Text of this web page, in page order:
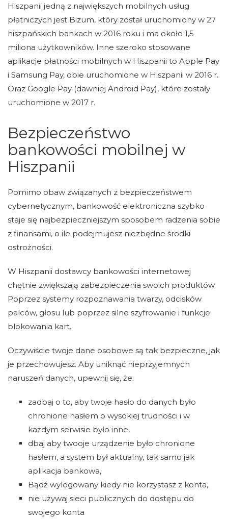
Hiszpanii jedną z największych mobilnych usług
płatniczych jest Bizum, który został uruchomiony w 27
hiszpańskich bankach w 2016 roku i ma około 1,5
miliona użytkowników. Inne szeroko stosowane
aplikacje płatności mobilnych w Hiszpanii to Apple Pay
i Samsung Pay, obie uruchomione w Hiszpanii w 2016 r.
Oraz Google Pay (dawniej Android Pay), które zostały
uruchomione w 2017 r.
Bezpieczeństwo
bankowości mobilnej w
Hiszpanii
Pomimo obaw związanych z bezpieczeństwem
cybernetycznym, bankowość elektroniczna szybko
staje się najbezpieczniejszym sposobem radzenia sobie
z finansami, o ile podejmujesz niezbędne środki
ostrożności.
W Hiszpanii dostawcy bankowości internetowej
chętnie zwiększają zabezpieczenia swoich produktów.
Poprzez systemy rozpoznawania twarzy, odcisków
palców, głosu lub poprzez silne szyfrowanie i funkcje
blokowania kart.
Oczywiście twoje dane osobowe są tak bezpieczne, jak
je przechowujesz. Aby uniknąć nieprzyjemnych
naruszeń danych, upewnij się, że:
zadbaj o to, aby twoje hasło do danych było
chronione hasłem o wysokiej trudności i w
każdym serwisie było inne,
dbaj aby twooje urządzenie było chronione
hasłem, a system był aktualny, tak samo jak
aplikacja bankowa,
Bądź wylogowany kiedy nie korzystasz z konta,
nie używaj sieci publicznych do dostępu do
swojego konta